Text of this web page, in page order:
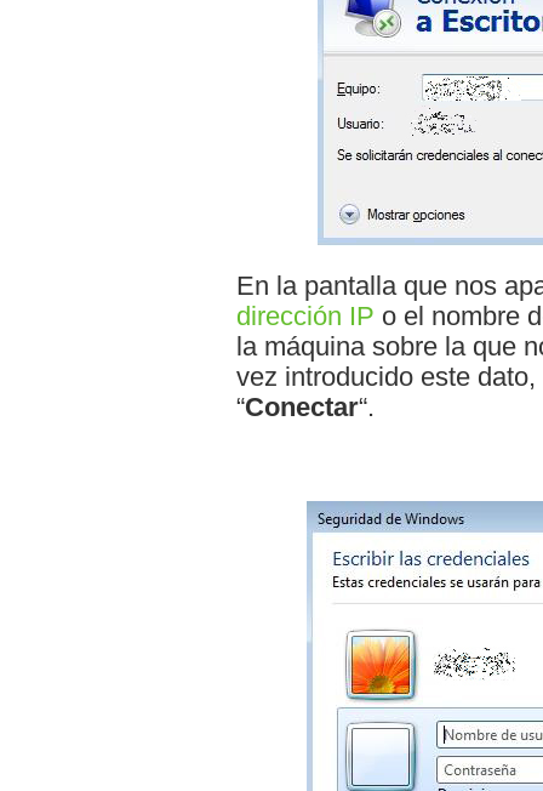
En la pantalla que nos
dirección IP o el nombre
la máquina sobre la que
vez introducido este
“Conectar“.